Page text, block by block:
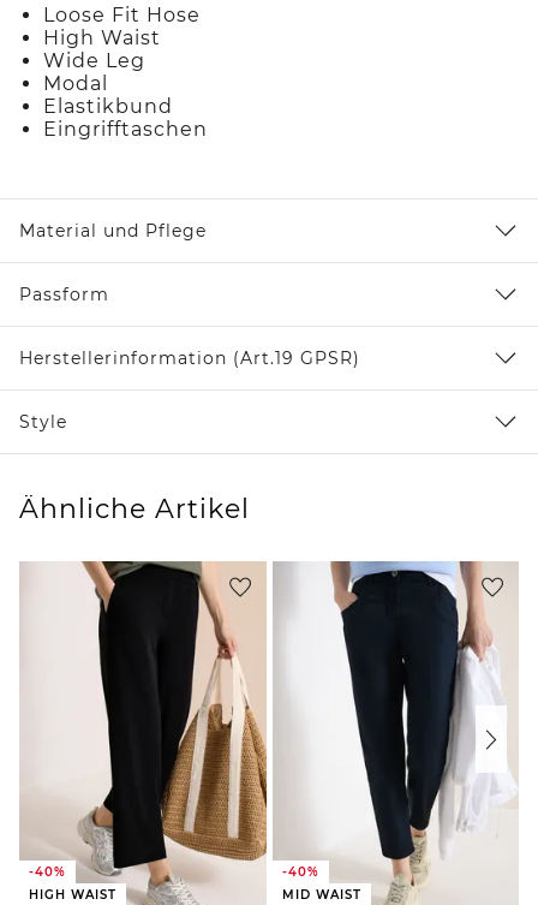
Loose Fit Hose
High Waist
Wide Leg
Modal
Elastikbund
Eingrifftaschen
Material und Pflege
Passform
Herstellerinformation (Art.19 GPSR)
Style
Ähnliche Artikel
-40%
HIGH WAIST
-40%
MID WAIST